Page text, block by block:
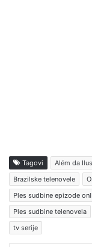
Tagovi Além da
Brazilske telenovele
Ples sudbine epizode
Ples sudbine telenovela
tv serije